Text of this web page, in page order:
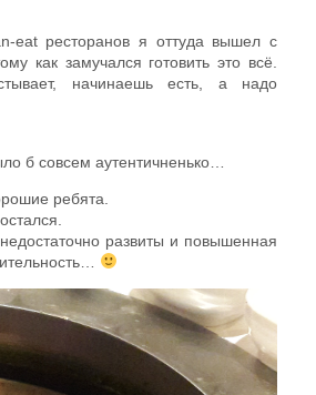
eat ресторанов я оттуда вышел с
как замучался готовить это всё.
начинаешь есть, а надо
б совсем аутентичненько…
ребята.
развиты и повышенная